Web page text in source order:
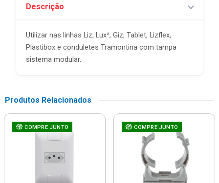
Descrição
Utilizar nas linhas Liz, Lux², Giz, Tablet, Lizflex,
Plastibox e conduletes Tramontina com tampa
sistema modular.
Produtos Relacionados
COMPRE JUNTO COMPRE JUNTO